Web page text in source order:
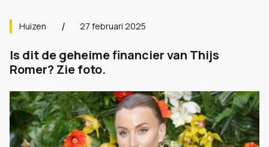
Huizen 27 februari 2025
Is dit de geheime financier van Thijs
Romer? Zie foto.